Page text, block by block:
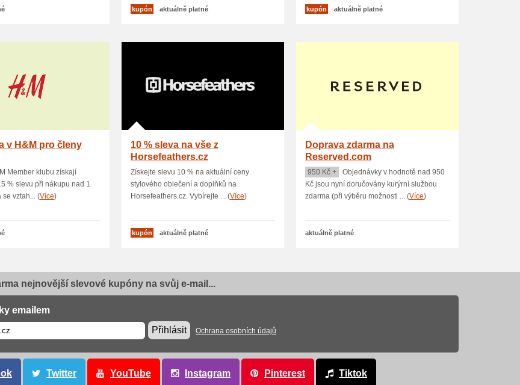
kupón aktuálně platné kupón aktuálně platné
v H&M pro členy
Member klubu získají
% slevu při nákupu nad 1
se vztah... (Více)
10 % sleva na vše z
Horsefeathers.cz
Získejte slevu 10 % na aktuální ceny
stylového oblečení a doplňků na
Horsefeathers.cz. Vybírejte ... (Více)
kupón aktuálně platné
Doprava zdarma na
Reserved.com
950 Kč +
Objednávky v hodnotě nad 950
Kč jsou nyní doručovány kurýrní službou
zdarma (při výběru možnosti ... (Více)
aktuálně platné
nejnovější slevové kupóny na svůj e-mail...
emailem
Přihlásit
Ochrana osobních údajů
Twitter YouTube Instagram Pinterest Tiktok